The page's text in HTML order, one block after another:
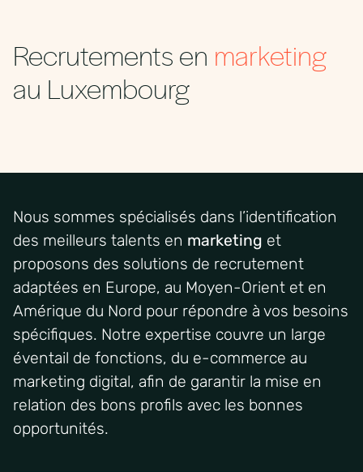
Recrutements en marketing
au Luxembourg
Nous sommes spécialisés dans l’identification
des meilleurs talents en marketing et
proposons des solutions de recrutement
adaptées en Europe, au Moyen-Orient et en
Amérique du Nord pour répondre à vos besoins
spécifiques. Notre expertise couvre un large
éventail de fonctions, du e-commerce au
marketing digital, afin de garantir la mise en
relation des bons profils avec les bonnes
opportunités.